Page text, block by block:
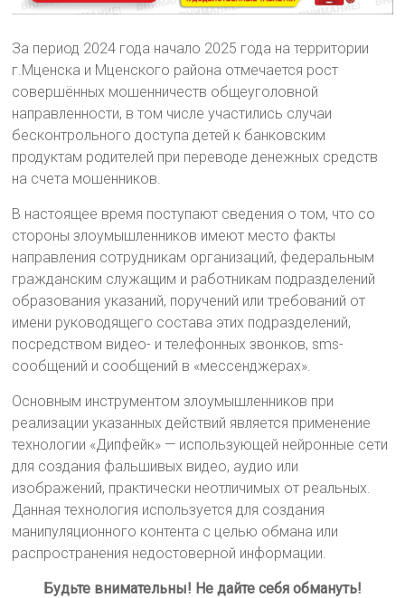
За период 2024 года начало 2025 года на территории
г.Мценска и Мценского района отмечается рост
совершённых мошенничеств общеуголовной
направленности, в том числе участились случаи
бесконтрольного доступа детей к банковским
продуктам родителей при переводе денежных средств
на счета мошенников.
В настоящее время поступают сведения о том, что со
стороны злоумышленников имеют место факты
направления сотрудникам организаций, федеральным
гражданским служащим и работникам подразделений
образования указаний, поручений или требований от
имени руководящего состава этих подразделений,
посредством видео- и телефонных звонков, sms-
сообщений и сообщений в «мессенджерах».
Основным инструментом злоумышленников при
реализации указанных действий является применение
технологии «Дипфейк» — использующей нейронные сети
для создания фальшивых видео, аудио или
изображений, практически неотличимых от реальных.
Данная технология используется для создания
манипуляционного контента с целью обмана или
распространения недостоверной информации.
Будьте внимательны! Не дайте себя обмануть!